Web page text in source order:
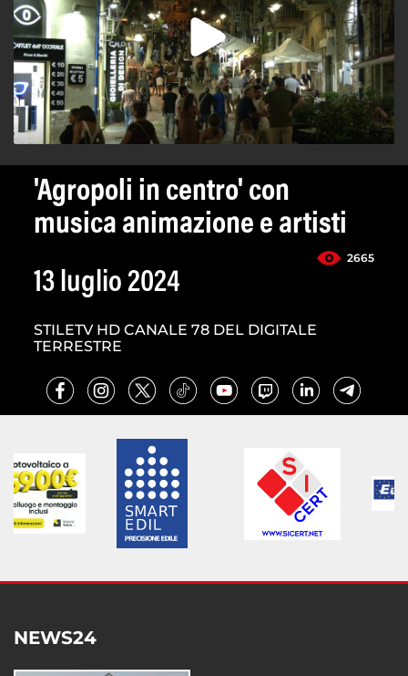
'Agropoli in centro' con
musica animazione e artisti
2665
13 luglio 2024
STILETV HD CANALE 78 DEL DIGITALE
TERRESTRE
NEWS24